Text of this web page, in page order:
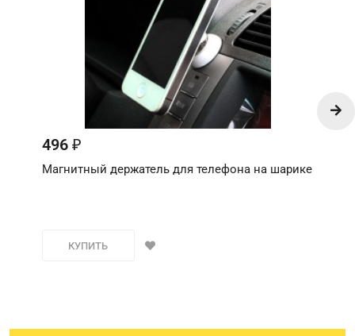
496 ₽
Магнитный держатель для телефона на шарике
КУПИТЬ